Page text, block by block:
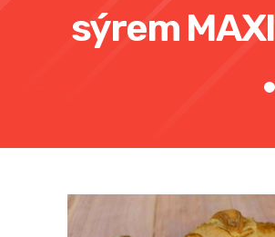
sýrem MAXI